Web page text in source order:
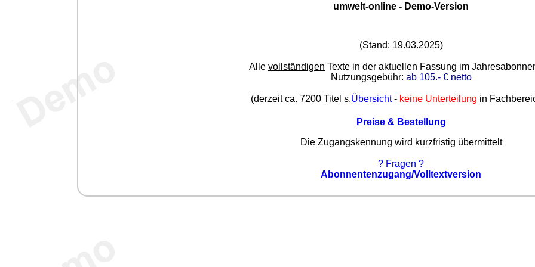
umwelt-online - Demo-Version
(Stand: 19.03.2025)
Alle vollständigen Texte in der aktuellen Fassung im
Nutzungsgebühr: ab 105.- € netto
(derzeit ca. 7200 Titel s.Übersicht- keine Unterteilung in
Preise & Bestellung
Die Zugangskennung wird kurzfristig übermittelt
? Fragen ?
Abonnentenzugang/Volltextversion